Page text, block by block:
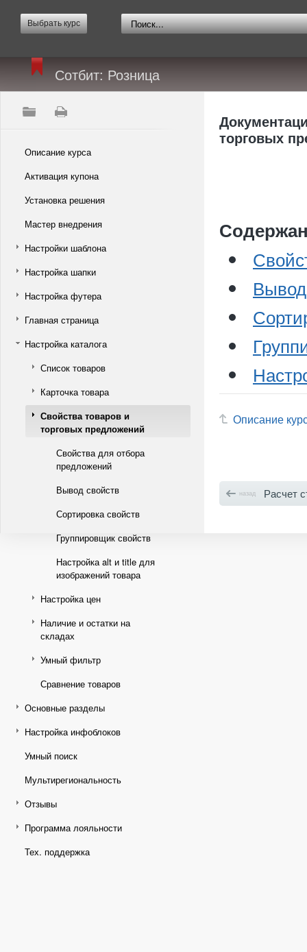
Выбрать курс
Сотбит: Розница
Описание курса
Активация купона
Установка решения
Мастер внедрения
Настройки шаблона
Настройка шапки
Настройка футера
Главная страница
Настройка каталога
Список товаров
Карточка товара
Свойства товаров и
торговых предложений
Свойства для отбора
предложений
Вывод свойств
Сортировка свойств
Группировщик свойств
Настройка alt и title для
изображений товара
Настройка цен
Наличие и остатки на
складах
Умный фильтр
Сравнение товаров
Основные разделы
Настройка инфоблоков
Умный поиск
Мультирегиональность
Отзывы
Программа лояльности
Тех. поддержка
торговых
Описание
назад Расчет